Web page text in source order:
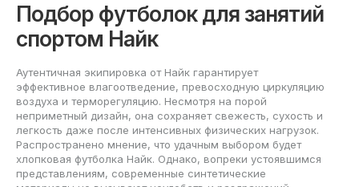
Подбор футболок для занятий
спортом Найк
Аутентичная экипировка от Найк гарантирует
эффективное влагоотведение, превосходную циркуляцию
воздуха и терморегуляцию. Несмотря на порой
неприметный дизайн, она сохраняет свежесть, сухость и
легкость даже после интенсивных физических нагрузок.
Распространено мнение, что удачным выбором будет
хлопковая футболка Найк. Однако, вопреки устоявшимся
представлениям, современные синтетические